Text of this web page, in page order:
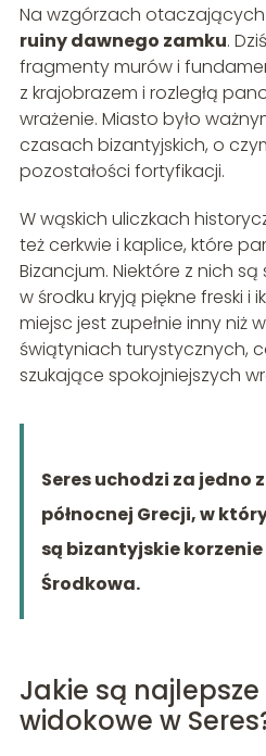
Na wzgórzach otaczających
ruiny dawnego zamku.
fragmenty murów i
z krajobrazem i rozległą
wrażenie. Miasto było
czasach bizantyjskich, o
pozostałości fortyfikacji.
W wąskich uliczkach
też cerkwie i kaplice, które
Bizancjum. Niektóre z nich
w środku kryją piękne freski i
miejsc jest zupełnie inny niż
świątyniach turystycznych,
szukające spokojniejszych
Seres uchodzi za jedno
północnej Grecji, w
są bizantyjskie
Środkowa.
Jakie są
widokowe w